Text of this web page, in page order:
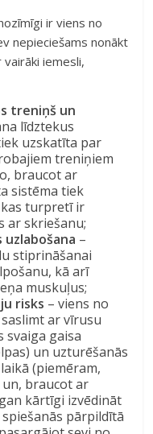
ir viens no
nepieciešams nonākt
iemesli,
treniņš un
līdztekus
uzskatīta par
treniņiem
braucot ar
sistēma tiek
turpretī ir
ar skriešanu;
–
stiprināšanai
kā arī
muskuļus;
risks – viens no
ar vīrusu
svaiga gaisa
un uzturēšanās
(piemēram,
braucot ar
kārtīgi izvēdināt
pārpildītā